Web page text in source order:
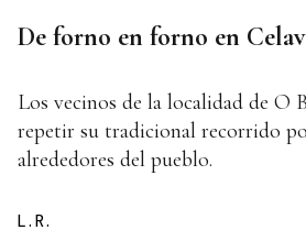
De forno en forno en
Los vecinos de la localidad de O
repetir su tradicional recorrido
alrededores del pueblo.
L.R.